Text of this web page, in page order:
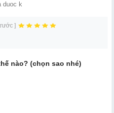
duoc k
]
nào? (chọn sao nhé)